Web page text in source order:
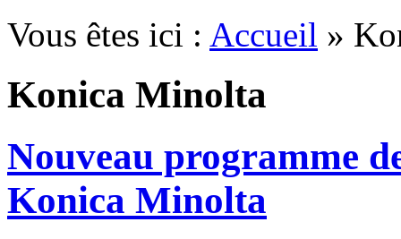
Vous êtes ici : Accueil »
Konica Minolta
Nouveau programme
Konica Minolta